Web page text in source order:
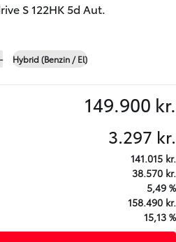
S 122HK 5d Aut.
- Hybrid (Benzin / El)
149.900 kr.
3.297 kr.
141.015 kr.
38.570 kr.
5,49 %
158.490 kr.
15,13 %